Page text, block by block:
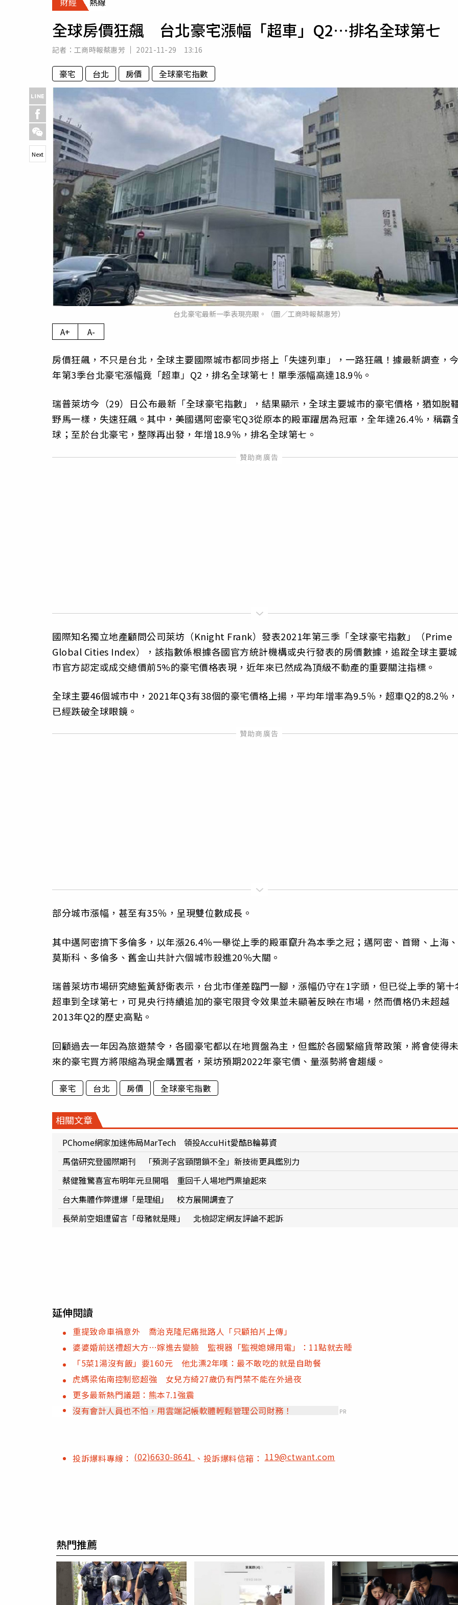
專欄
房產新勢力
運勢
全球房價狂飆 台北豪宅漲幅「超車」Q2…排名全球第七
記者： 工商時報蔡惠芳 2021-11-29 13:16
豪宅 台北 房價 全球豪宅指數
台北豪宅最新一季表現亮眼。（圖／工商時報蔡惠芳）
Next
A+ A-
房價狂飆，不只是台北，全球主要國際城市都同步搭上「失速列車」，一路狂飆！據最新調查，今
年第3季台北豪宅漲幅竟「超車」Q2，排名全球第七！單季漲幅高達18.9％。
瑞普萊坊今（29）日公布最新「全球豪宅指數」，結果顯示，全球主要城市的豪宅價格，猶如脫
野馬一樣，失速狂飆。其中，美國邁阿密豪宅Q3從原本的殿軍躍居為冠軍，全年達26.4％，稱霸
球；至於台北豪宅，整隊再出發，年增18.9％，排名全球第七。
國際知名獨立地產顧問公司萊坊（Knight Frank）發表2021年第三季「全球豪宅指數」（Prime
Global Cities Index），該指數係根據各國官方統計機構或央行發表的房價數據，追蹤全球主要城
市官方認定或成交總價前5%的豪宅價格表現，近年來已然成為頂級不動產的重要關注指標。
全球主要46個城市中，2021年Q3有38個的豪宅價格上揚，平均年增率為9.5％，超車Q2的8.2％，
已經跌破全球眼鏡。
部分城市漲幅，甚至有35％，呈現雙位數成長。
其中邁阿密擠下多倫多，以年漲26.4％一舉從上季的殿軍竄升為本季之冠；邁阿密、首爾、上海、
莫斯科、多倫多、舊金山共計六個城市殺進20％大關。
瑞普萊坊市場研究總監黃舒衛表示，台北市僅差臨門一腳，漲幅仍守在1字頭，但已從上季的第十
超車到全球第七，可見央行持續追加的豪宅限貸令效果並未顯著反映在市場，然而價格仍未超越
2013年Q2的歷史高點。
回顧過去一年因為旅遊禁令，各國豪宅都以在地買盤為主，但鑑於各國緊縮貨幣政策，將會使得未
來的豪宅買方將限縮為現金購置者，萊坊預期2022年豪宅價、量漲勢將會趨緩。
豪宅 台北 房價 全球豪宅指數
相關文章
PChome網家加速佈局MarTech 領投AccuHit愛酷B輪募資
馬偕研究登國際期刊 「預測子宮頸閉鎖不全」新技術更具鑑別力
蔡健雅驚喜宣布明年元旦開唱 重回千人場地門票搶起來
台大集體作弊遭爆「是理組」 校方展開調查了
長榮前空姐遭留言「母豬就是賤」 北檢認定網友評論不起訴
延伸閱讀
重提致命車禍意外 喬治克隆尼痛批路人「只顧拍片上傳」
婆婆婚前送禮超大方…嫁進去變臉 監視器「監視媳婦用電」：11點就去睡
「5菜1湯沒有飯」要160元 他北漂2年嘆：最不敢吃的就是自助餐
虎媽梁佑南控制慾超強 女兒方綺27歲仍有門禁不能在外過夜
更多最新熱門議題：熊本7.1強震
沒有會計人員也不怕，用雲端記帳軟體輕鬆管理公司財務！
PR
投訴爆料專線： (02)6630-8641 、投訴爆料信箱：119@ctwant.com
熱門推薦
PR